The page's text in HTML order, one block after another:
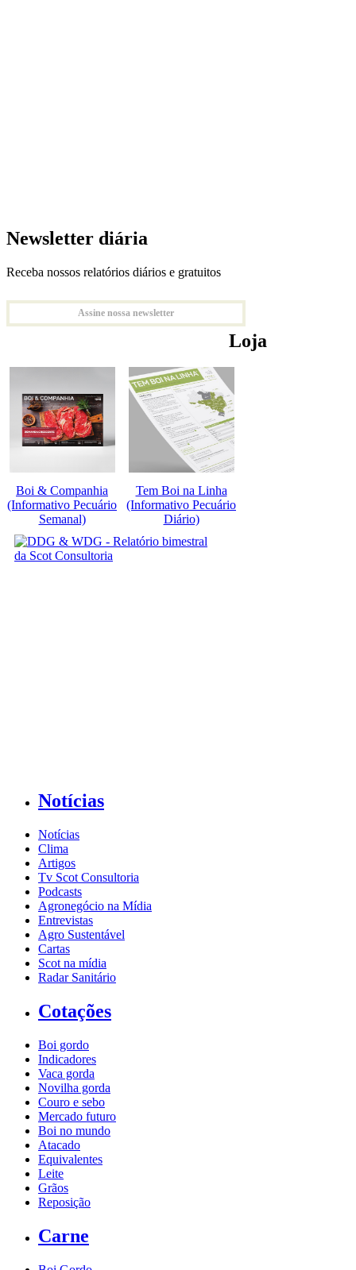
Newsletter diária
Receba nossos relatórios diários e gratuitos
Assine nossa newsletter
Loja
Boi & Companhia
(Informativo Pecuário
Semanal)
Tem Boi na Linha
(Informativo Pecuário
Diário)
Notícias
Notícias
Clima
Artigos
Tv Scot Consultoria
Podcasts
Agronegócio na Mídia
Entrevistas
Agro Sustentável
Cartas
Scot na mídia
Radar Sanitário
Cotações
Boi gordo
Indicadores
Vaca gorda
Novilha gorda
Couro e sebo
Mercado futuro
Boi no mundo
Atacado
Equivalentes
Leite
Grãos
Reposição
Carne